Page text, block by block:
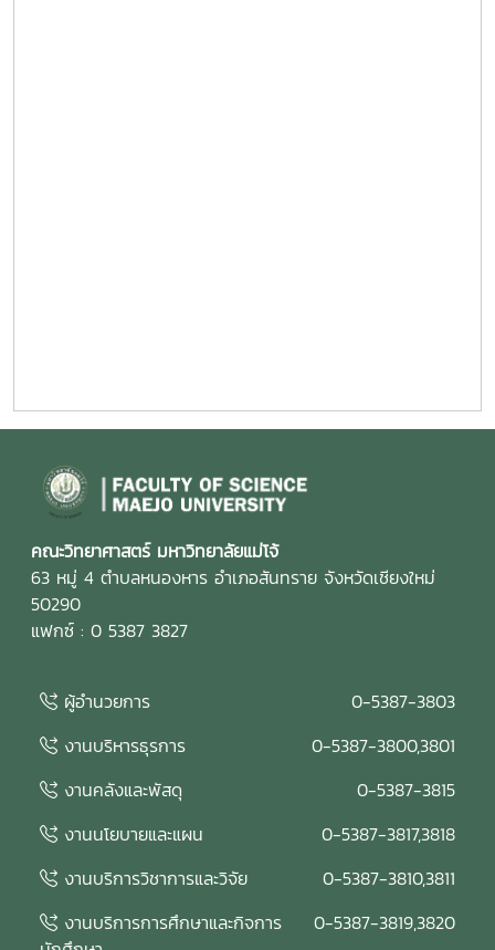
คณะวิทยาศาสตร์ มหาวิทยาลัยแม่โจ้
63 หมู่ 4 ตำบลหนองหาร อำเภอสันทราย จังหวัดเชียงใหม่
50290
แฟกซ์ : 0 5387 3827
ผู้อำนวยการ
0-5387-3803
งานบริหารธุรการ
0-5387-3800,3801
งานคลังและพัสดุ
0-5387-3815
งานนโยบายและแผน
0-5387-3817,3818
งานบริการวิชาการและวิจัย
0-5387-3810,3811
งานบริการการศึกษาและกิจการ
0-5387-3819,3820